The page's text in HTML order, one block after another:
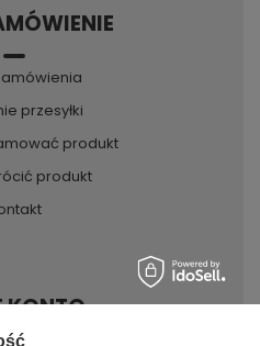
przesyłki
produkt
produkt
KONTO